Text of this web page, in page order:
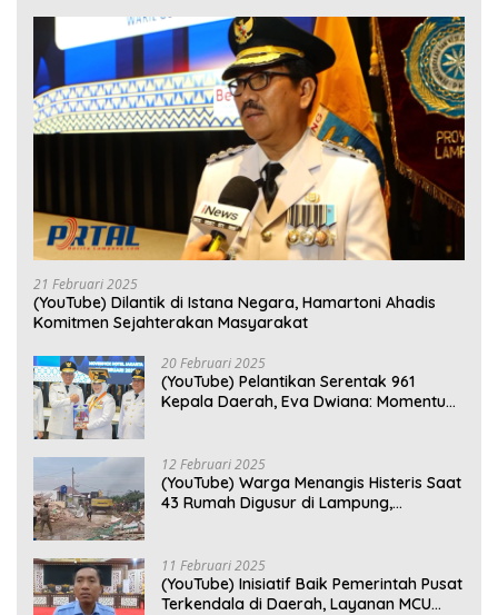
21 Februari 2025
(YouTube) Dilantik di Istana Negara, Hamartoni Ahadis
Komitmen Sejahterakan Masyarakat
20 Februari 2025
(YouTube) Pelantikan Serentak 961
Kepala Daerah, Eva Dwiana: Momentum
12 Februari 2025
(YouTube) Warga Menangis Histeris Saat
43 Rumah Digusur di Lampung,
11 Februari 2025
(YouTube) Inisiatif Baik Pemerintah Pusat
Terkendala di Daerah, Layanan MCU